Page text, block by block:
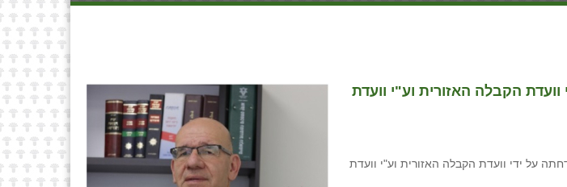
הקבלה האזורית וע"י וועדת
על ידי וועדת הקבלה האזורית וע"י וועדת